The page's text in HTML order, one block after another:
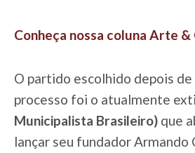
Conheça nossa coluna Arte
O partido escolhido depois de
processo foi o atualmente
Municipalista Brasileiro) que
lançar seu fundador Armando